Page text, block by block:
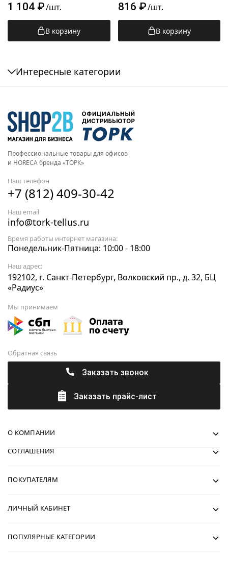
1 104 ₽/шт.
В корзину
816 ₽/шт.
В корзину
Интересные категории
Профессиональные товары для офисов
и HORECA бренда «ТОРК»
Наш телефон
+7 (812) 409-30-42
Наш email
info@tork-tellus.ru
Время работы интернет магазина:
Понедельник-Пятница: 10:00 - 18:00
Наш адрес:
192102, г. Санкт-Петербург, Волковский пр., д. 32, БЦ
«Радиус»
Мы принимаем
Обратная связь
Заказать звонок
Заказать прайс-лист
О КОМПАНИИ
СОГЛАШЕНИЯ
ПОКУПАТЕЛЯМ
ЛИЧНЫЙ КАБИНЕТ
ПОПУЛЯРНЫЕ КАТЕГОРИИ